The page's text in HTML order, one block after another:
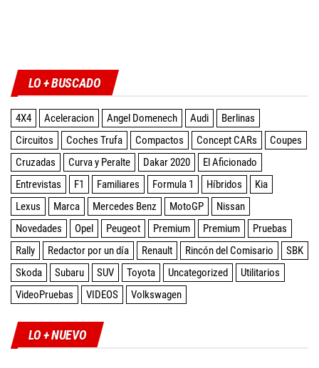
LO + BUSCADO
4X4 Aceleracion Angel Domenech Audi
Berlinas
Circuitos
Coches Trufa Compactos Concept CARs
Coupes
Cruzadas
Curva y Peralte Dakar 2020
El Aficionado
Entrevistas
F1 Familiares Formula 1 Híbridos
Kia
Lexus
Marca Mercedes Benz MotoGP
Nissan
Novedades
Opel Peugeot Premium Premium
Pruebas
Rally
Redactor por un día Renault Rincón del Comisario
SBK
Skoda
Subaru SUV Toyota Uncategorized
Utilitarios
VideoPruebas
VIDEOS Volkswagen
LO + NUEVO